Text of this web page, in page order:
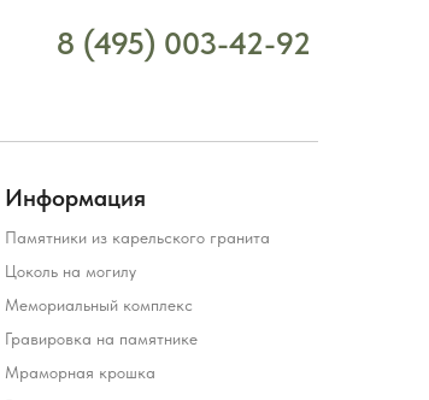
8 (495) 003-42-92
Информация
Памятники из карельского гранита
Цоколь на могилу
Мемориальный комплекс
Гравировка на памятнике
Мраморная крошка